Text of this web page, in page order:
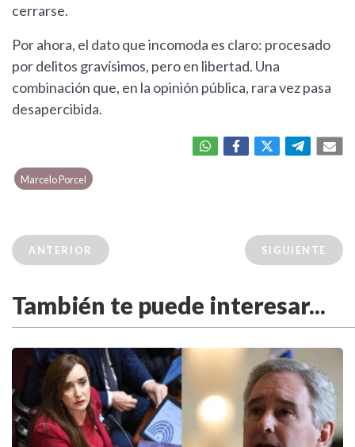
cerrarse.
Por ahora, el dato que incomoda es claro: procesado
por delitos gravísimos, pero en libertad. Una
combinación que, en la opinión pública, rara vez pasa
desapercibida.
Marcelo Porcel
ANTERIOR SIGUIENTE
También te puede interesar...